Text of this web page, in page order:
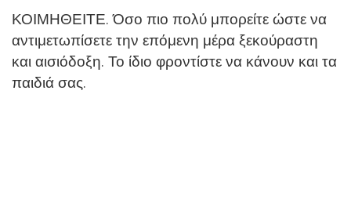
ΚΟΙΜΗΘΕΙΤΕ. Όσο πιο πολύ μπορείτε ώστε να
αντιμετωπίσετε την επόμενη μέρα ξεκούραστη
και αισιόδοξη. Το ίδιο φροντίστε να κάνουν και τα
παιδιά σας.